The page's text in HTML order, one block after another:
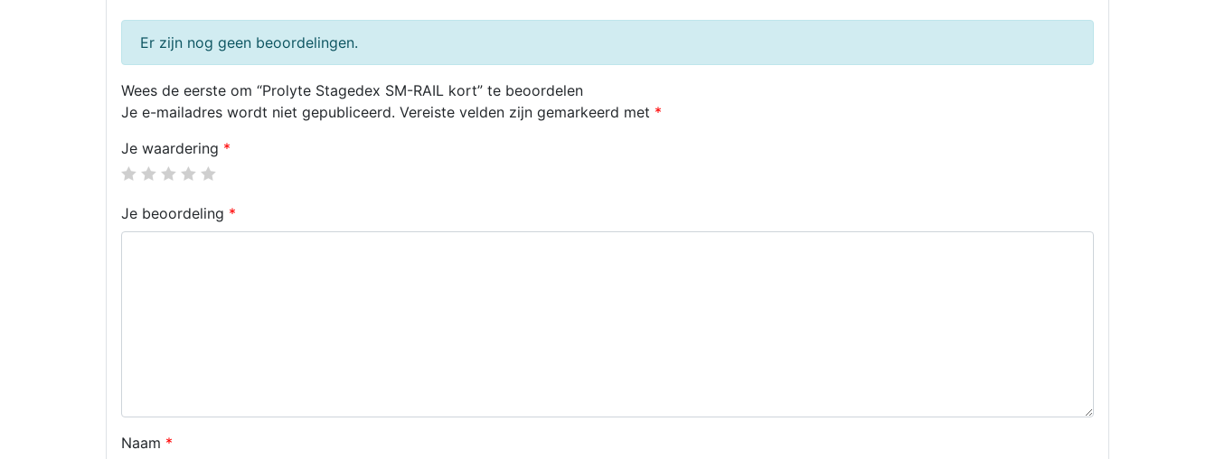
Er zijn nog geen beoordelingen.
Wees de eerste om “Prolyte Stagedex SM-RAIL kort” te beoordelen
Je e-mailadres wordt niet gepubliceerd. Vereiste velden zijn gemarkeerd met *
Je waardering *
Je beoordeling *
Naam *